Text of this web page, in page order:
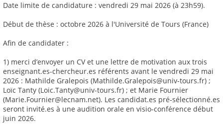
Date limite de candidature : vendredi 29 mai 2026 (à 23h59).
Début de thèse : octobre 2026 à l'Université de Tours (France)
Afin de candidater :
1) merci d’envoyer un CV et une lettre de motivation aux trois
enseignant.es-chercheur.es référents avant le vendredi 29 mai
2026 : Mathilde Gralepois (Mathilde.Gralepois@univ-tours.fr) ;
Loïc Tanty (Loic.Tanty@univ-tours.fr) ; et Marie Fournier
(Marie.Fournier@lecnam.net). Les candidat.es pré-sélectionné.es
seront invité.es à une audition orale en visio-conférence début
juin 2026.